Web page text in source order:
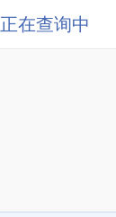
正在查询中